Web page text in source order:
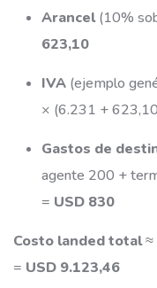
Arancel(10%
623,10
IVA (ejemplo
× (6.231 +
Gastos de
agente 200 +
= USD 830
Costo landed total≈
= USD 9.123,46